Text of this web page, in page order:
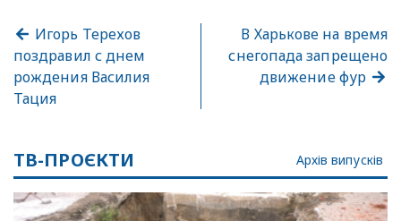
Игорь Терехов
поздравил с днем
рождения Василия
Тация
В Харькове на время
снегопада запрещено
движение фур
ТВ-ПРОЄКТИ Архів випусків